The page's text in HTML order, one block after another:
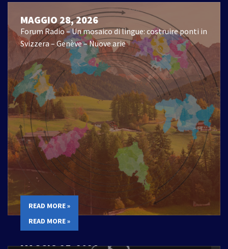
MAGGIO 28, 2026
Forum Radio – Un mosaico di lingue: costruire ponti in
Svizzera – Genève – Nuove arie
READ MORE »
READ MORE »